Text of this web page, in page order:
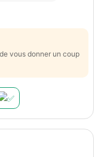
vous donner un coup